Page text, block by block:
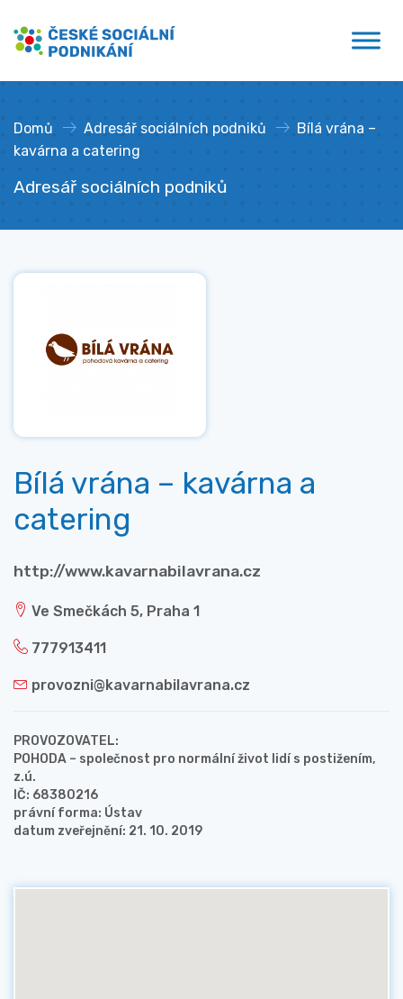
obsahu
České sociální podnikání
Domů » Adresář sociálních podniků »
Bílá vrána –
kavárna a catering
Adresář sociálních podniků
Bílá vrána – kavárna a
catering
http://www.kavarnabilavrana.cz
Ve Smečkách 5, Praha 1
777913411
provozni@kavarnabilavrana.cz
PROVOZOVATEL:
POHODA – společnost pro normální život lidí s postižením,
z.ú.
IČ: 68380216
právní forma: Ústav
datum zveřejnění: 21. 10. 2019